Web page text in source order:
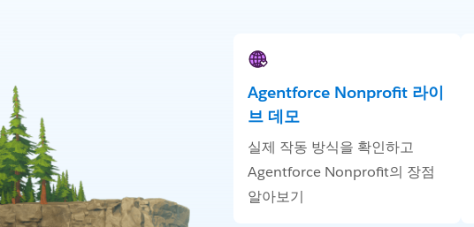
Agentforce Nonprofit 라이
브 데모
실제 작동 방식을 확인하고
Agentforce Nonprofit의 장점
알아보기